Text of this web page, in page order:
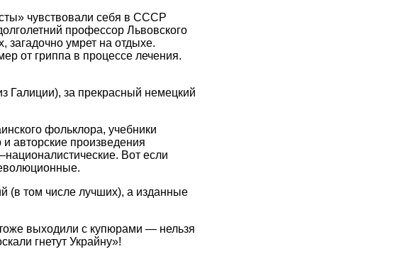
чувствовали себя в СССР
профессор Львовского
загадочно умрет на отдыхе.
от гриппа в процессе лечения.
Галиции), за прекрасный немецкий
фольклора, учебники
авторские произведения
Вот если
(в том числе лучших), а изданные
выходили с купюрами — нельзя
гнетут Украйну»!